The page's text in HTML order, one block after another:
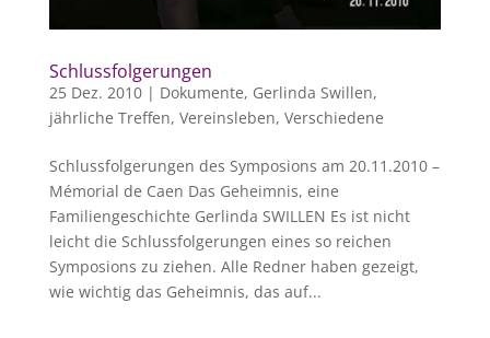
Schlussfolgerungen
25 Dez. 2010| Dokumente, Gerlinda Swillen,
jährliche Treffen, Vereinsleben, Verschiedene
Schlussfolgerungen des Symposions am 20.11.2010 –
Mémorial de Caen Das Geheimnis, eine
Familiengeschichte Gerlinda SWILLEN Es ist nicht
leicht die Schlussfolgerungen eines so reichen
Symposions zu ziehen. Alle Redner haben gezeigt,
wie wichtig das Geheimnis, das auf...